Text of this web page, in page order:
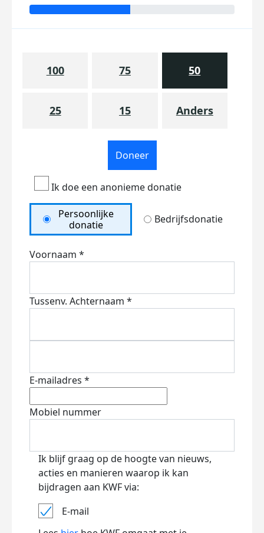
100 75 50
25 15 Anders
Doneer
Ik doe een anonieme donatie
Persoonlijke
donatie
Bedrijfsdonatie
Voornaam *
Tussenv. Achternaam *
E-mailadres *
Mobiel nummer
Ik blijf graag op de hoogte van nieuws,
acties en manieren waarop ik kan
bijdragen aan KWF via:
E-mail